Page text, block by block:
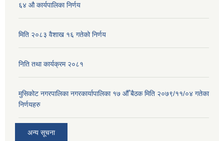
६४ औ कार्यपालिका निर्णय
मिति २०८३ वैशाख १६ गतेको निर्णय
निति तथा कार्यक्रम २०८१
मुसिकोट नगरपालिका नगरकार्यापालिका १७ औँ बैठक मिति २०७९/११/०४ गतेका
निर्णयहरु
अन्य सूचना